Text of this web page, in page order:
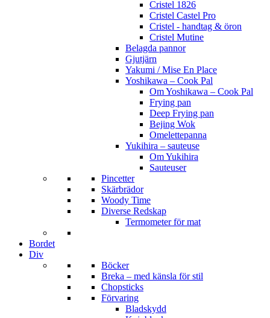
Cristel 1826
Cristel Castel Pro
Cristel - handtag & öron
Cristel Mutine
Belagda pannor
Gjutjärn
Yakumi / Mise En Place
Yoshikawa – Cook Pal
Om Yoshikawa – Cook Pal
Frying pan
Deep Frying pan
Bejing Wok
Omelettepanna
Yukihira – sauteuse
Om Yukihira
Sauteuser
Pincetter
Skärbrädor
Woody Time
Diverse Redskap
Termometer för mat
Bordet
Div
Böcker
Breka – med känsla för stil
Chopsticks
Förvaring
Bladskydd